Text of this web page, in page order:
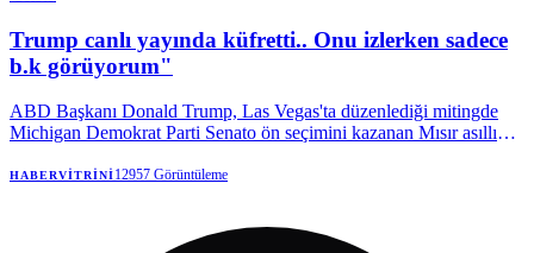
Trump canlı yayında küfretti.. Onu izlerken sadece
b.k görüyorum"
ABD Başkanı Donald Trump, Las Vegas'ta düzenlediği mitingde
Michigan Demokrat Parti Senato ön seçimini kazanan Mısır asıllı
HABERVITRINI12957 Görüntüleme